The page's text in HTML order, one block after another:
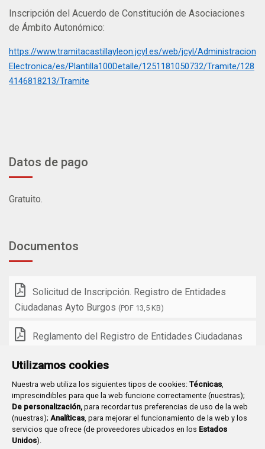
Utilizamos cookies
Nuestra web utiliza los siguientes tipos de cookies: Técnicas,
imprescindibles para que la web funcione correctamente (nuestras);
De personalización, para recordar tus preferencias de uso de la web
(nuestras); Analíticas, para mejorar el funcionamiento de la web y los
servicios que ofrece (de proveedores ubicados en los Estados
Unidos).
Inscripción del Acuerdo de Constitución de Asociaciones
de Ámbito Autonómico:
https://www.tramitacastillayleon.jcyl.es/web/jcyl/Administracion
Electronica/es/Plantilla100Detalle/1251181050732/Tramite/128
4146818213/Tramite
Datos de pago
Gratuito.
Documentos
Solicitud de Inscripción. Registro de Entidades
Ciudadanas Ayto Burgos (PDF 13,5 KB)
Reglamento del Registro de Entidades Ciudadanas
Plaza Mayor 1- 09071BURGOS
947 288 800 CIF:P-0906100-C